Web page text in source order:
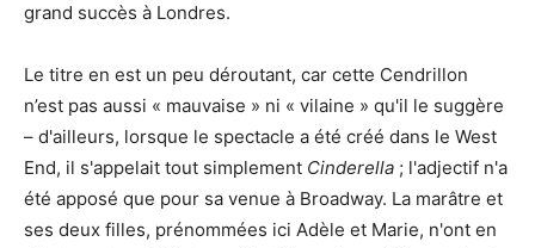
grand succès à Londres.
Le titre en est un peu déroutant, car cette Cendrillon
n’est pas aussi « mauvaise » ni « vilaine » qu'il le suggère
– d'ailleurs, lorsque le spectacle a été créé dans le West
End, il s'appelait tout simplement Cinderella ; l'adjectif n'a
été apposé que pour sa venue à Broadway. La marâtre et
ses deux filles, prénommées ici Adèle et Marie, n'ont en